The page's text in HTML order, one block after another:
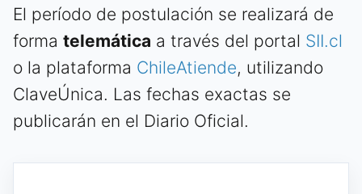
El período de postulación se realizará de
forma telemática a través del portal SII.cl
o la plataforma ChileAtiende, utilizando
ClaveÚnica. Las fechas exactas se
publicarán en el Diario Oficial.